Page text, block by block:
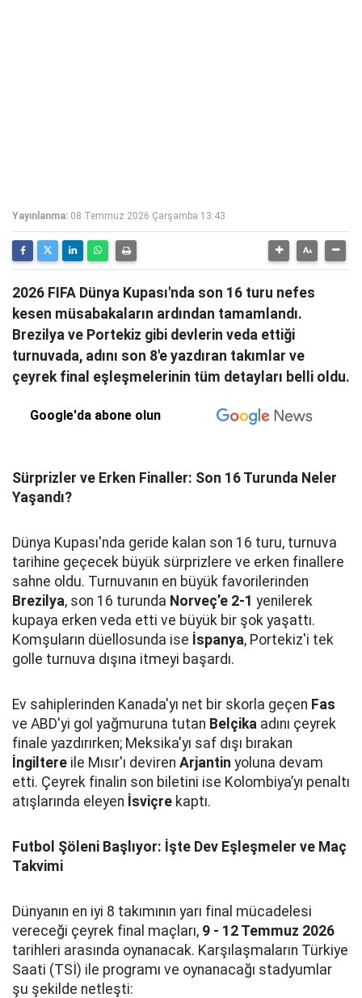
Yayınlanma: 08 Temmuz 2026 Çarşamba 13:43
2026 FIFA Dünya Kupası'nda son 16 turu nefes
kesen müsabakaların ardından tamamlandı.
Brezilya ve Portekiz gibi devlerin veda ettiği
turnuvada, adını son 8'e yazdıran takımlar ve
çeyrek final eşleşmelerinin tüm detayları belli oldu.
Google'da abone olun
Sürprizler ve Erken Finaller: Son 16 Turunda Neler
Yaşandı?
Dünya Kupası'nda geride kalan son 16 turu, turnuva
tarihine geçecek büyük sürprizlere ve erken finallere
sahne oldu. Turnuvanın en büyük favorilerinden
Brezilya, son 16 turunda Norveç’e 2-1 yenilerek
kupaya erken veda etti ve büyük bir şok yaşattı.
Komşuların düellosunda ise İspanya, Portekiz'i tek
golle turnuva dışına itmeyi başardı.
Ev sahiplerinden Kanada'yı net bir skorla geçen Fas
ve ABD'yi gol yağmuruna tutan Belçika adını çeyrek
finale yazdırırken; Meksika'yı saf dışı bırakan
İngiltere ile Mısır'ı deviren Arjantin yoluna devam
etti. Çeyrek finalin son biletini ise Kolombiya’yı penaltı
atışlarında eleyen İsviçre kaptı.
Futbol Şöleni Başlıyor: İşte Dev Eşleşmeler ve Maç
Takvimi
Dünyanın en iyi 8 takımının yarı final mücadelesi
vereceği çeyrek final maçları, 9 - 12 Temmuz 2026
tarihleri arasında oynanacak. Karşılaşmaların Türkiye
Saati (TSİ) ile programı ve oynanacağı stadyumlar
şu şekilde netleşti: